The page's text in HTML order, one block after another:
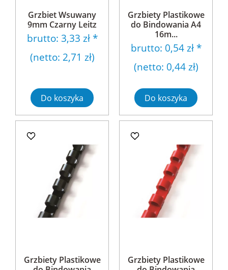
Grzbiet Wsuwany
9mm Czarny Leitz
brutto: 3,33 zł*
(netto: 2,71 zł)
Do koszyka
Grzbiety Plastikowe
do Bindowania A4
16m...
brutto: 0,54 zł*
(netto: 0,44 zł)
Do koszyka
Grzbiety Plastikowe
Grzbiety Plastikowe